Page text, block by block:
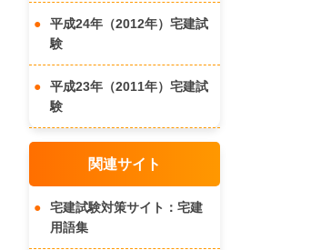
平成24年（2012年）宅建試
験
平成23年（2011年）宅建試
験
関連サイト
宅建試験対策サイト：宅建
用語集